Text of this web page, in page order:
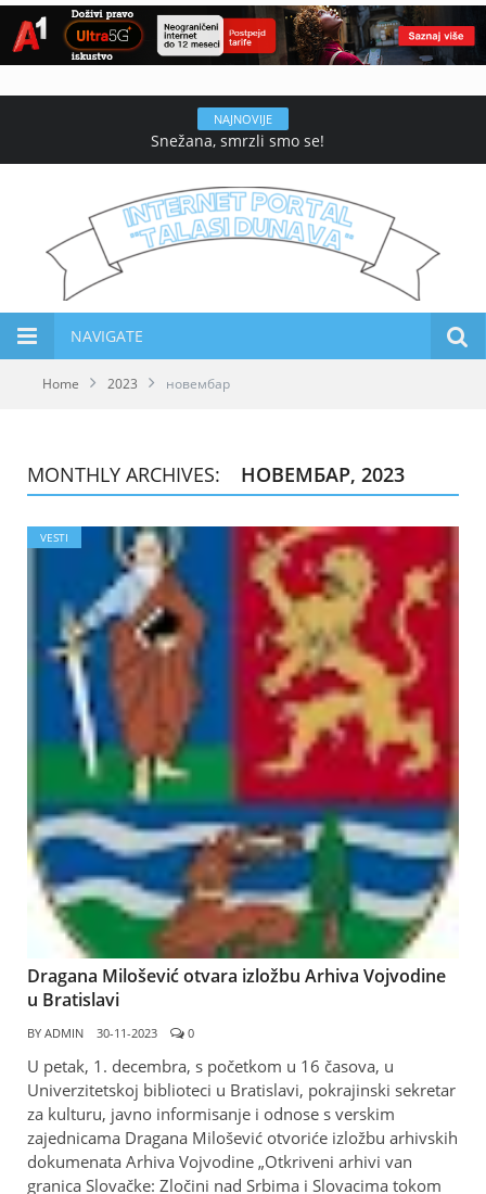
NAJNOVIJE
Snežana, smrzli smo se!
NAVIGATE
Home 2023 новембар
MONTHLY ARCHIVES: НОВЕМБАР, 2023
VESTI
Dragana Milošević otvara izložbu Arhiva Vojvodine
u Bratislavi
BY ADMIN 30-11-2023 0
U petak, 1. decembra, s početkom u 16 časova, u
Univerzitetskoj biblioteci u Bratislavi, pokrajinski sekretar
za kulturu, javno informisanje i odnose s verskim
zajednicama Dragana Milošević otvoriće izložbu arhivskih
dokumenata Arhiva Vojvodine „Otkriveni arhivi van
granica Slovačke: Zločini nad Srbima i Slovacima tokom